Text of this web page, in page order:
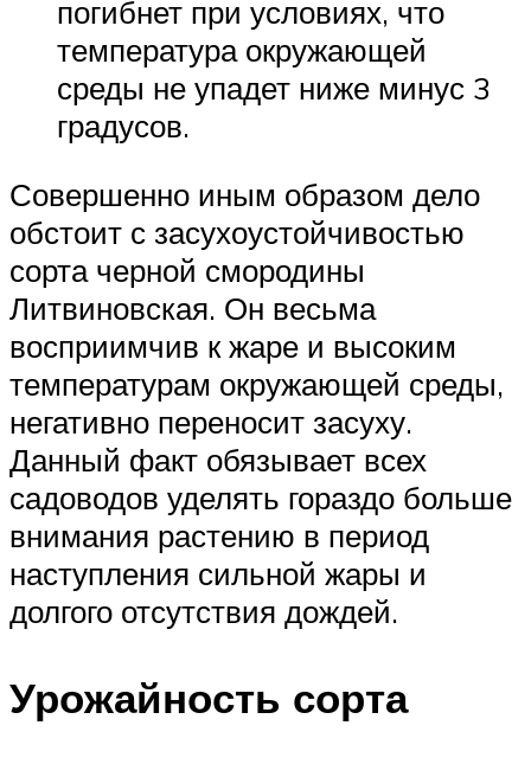
погибнет при условиях, что
температура окружающей
среды не упадет ниже минус 3
градусов.
Совершенно иным образом дело
обстоит с засухоустойчивостью
сорта черной смородины
Литвиновская. Он весьма
восприимчив к жаре и высоким
температурам окружающей среды,
негативно переносит засуху.
Данный факт обязывает всех
садоводов уделять гораздо больше
внимания растению в период
наступления сильной жары и
долгого отсутствия дождей.
Урожайность сорта